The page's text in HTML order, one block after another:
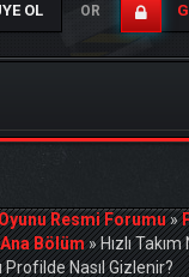
OL OR
Resmi Forumu»
Bölüm»Hızlı
Profilde Nasıl Gizlenir?